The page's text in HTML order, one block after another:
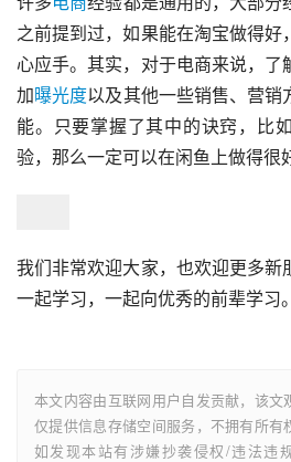
之前提到过，如果能在淘宝做得
心应手。其实，对于电商来说，了
加曝光度以及其他一些销售、营销
能。只要掌握了其中的诀窍，比
验，那么一定可以在闲鱼上做得很
我们非常欢迎大家，也欢迎更多新
一起学习，一起向优秀的前辈学习。
本文内容由互联网用户自发贡献，该
仅提供信息存储空间服务，不拥有所有
如发现本站有涉嫌抄袭侵权/违法违